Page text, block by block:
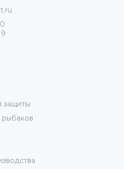
защиты
рыбаков